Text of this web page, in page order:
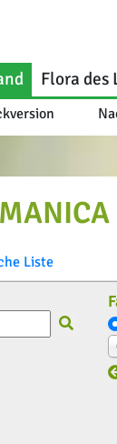
Flora des
Liste